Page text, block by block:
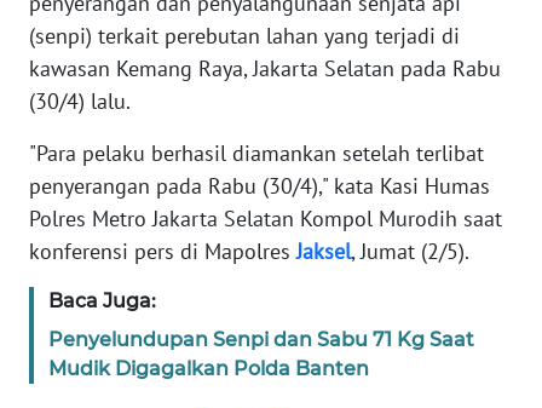
(senpi) terkait perebutan lahan yang terjadi di
kawasan Kemang Raya, Jakarta Selatan pada Rabu
(30/4) lalu.
"Para pelaku berhasil diamankan setelah terlibat
penyerangan pada Rabu (30/4)," kata Kasi Humas
Polres Metro Jakarta Selatan Kompol Murodih saat
konferensi pers di MapolresJaksel, Jumat (2/5).
Baca Juga:
Penyelundupan Senpi dan Sabu 71 Kg Saat
Mudik Digagalkan Polda Banten
Informasi
INDEKS
KONTAK
INFO
IKLAN
TENTANG
KAMI